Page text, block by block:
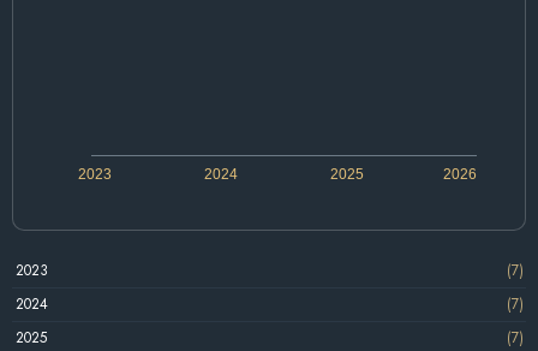
2024 2026
2023 2025
2023
(7)
2024
(7)
2025
(7)